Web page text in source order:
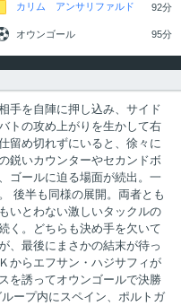
92分
カリム アンサリファルド
95分
オウンゴール
手を自陣に押し込み、サイド
トの攻め上がりを生かして右
留め切れずにいると、徐々に
鋭いカウンターやセカンドボ
ゴールに迫る場面が続出。一
後半も同様の展開。両者とも
いとわない激しいタックルの
く。どちらも決め手を欠いて
、最後にまさかの結末が待っ
からエフサン・ハジサフィが
を誘ってオウンゴールで決勝
ープ内にスペイン、ポルトガ